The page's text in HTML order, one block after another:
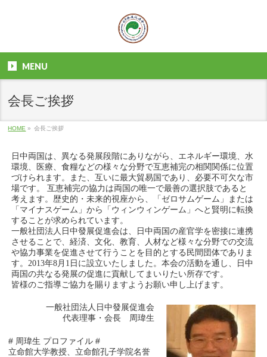
MENU
会長ご挨拶
HOME » 会長ご挨拶
日中両国は、異なる発展段階にありながら、エネルギー環境、水
環境、医療、食糧などの様々な分野で互恵補完の相関関係に位置
づけられます。また、互いに最大貿易国であり、必要不可欠な市
場です。 互恵補完の協力は両国の唯一で最善の選択肢であると
考えます。歴史的・未来的視座から、「ゼロサムゲーム」または
「マイナスゲーム」から「ウィンウィンゲーム」へと賢明に転換
することが求められています。
一般社団法人日中發展促進会は、日中両国の産官学を密接に連携
させることで、経済、文化、教育、人材など様々な分野での交流
や協力事業を促進させて行うことを目的とする民間団体でありま
す。2013年8月1日に設立いたしました。本会の活動を通し、日中
両国の共なる発展の促進に貢献してまいりたい所存です。
皆様のご指導ご協力を賜りますようお願い申し上げます。
一般社団法人日中發展促進会
代表理事・会長 周瑋生
# 周瑋生 プロファイル #
立命館大学教授、立命館孔子学院名誉